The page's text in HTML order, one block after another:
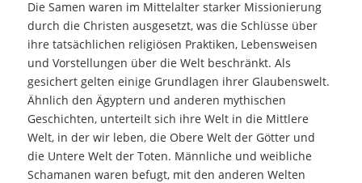
Die Samen waren im Mittelalter starker Missionierung
durch die Christen ausgesetzt, was die Schlüsse über
ihre tatsächlichen religiösen Praktiken, Lebensweisen
und Vorstellungen über die Welt beschränkt. Als
gesichert gelten einige Grundlagen ihrer Glaubenswelt.
Ähnlich den Ägyptern und anderen mythischen
Geschichten, unterteilt sich ihre Welt in die Mittlere
Welt, in der wir leben, die Obere Welt der Götter und
die Untere Welt der Toten. Männliche und weibliche
Schamanen waren befugt, mit den anderen Welten